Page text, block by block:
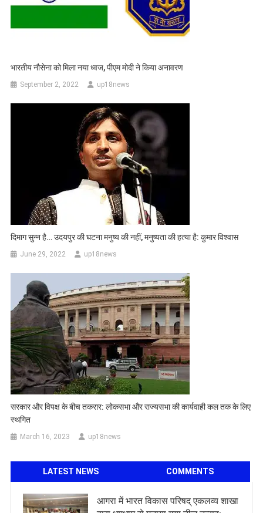
भारतीय नौसेना को मिला नया ध्‍वज, पीएम मोदी ने किया अनावरण
September 2, 2022 up18news
दिमाग सुन्न है… उदयपुर की घटना मनुष्‍य की नहीं, मनुष्यता की हत्या है: कुमार विश्वास
June 29, 2022 up18news
सरकार और विपक्ष के बीच तकरार: लोकसभा और राज्यसभा की कार्यवाही कल तक के लिए
स्‍थगित
March 16, 2023 up18news
LATEST NEWS COMMENTS
आगरा में भारत विकास परिषद् एकलव्य शाखा